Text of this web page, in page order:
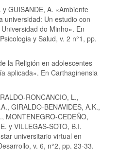
y GUISANDE, A. «Ambiente
universidad: Un estudio con
do Minho». En
y Salud, v. 2 n°1, pp.
la Religión en adolescentes
aplicada». En Carthaginensia
RONCANCIO, L.,
GIRALDO-BENAVIDES, A.K.,
MONTENEGRO-CEDEÑO,
y VILLEGAS-SOTO, B.I.
universitario virtual en
v. 6, n°2, pp. 23-33.